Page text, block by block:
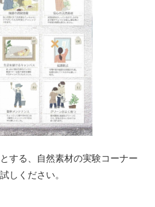
する、自然素材の実験コーナー
しください。